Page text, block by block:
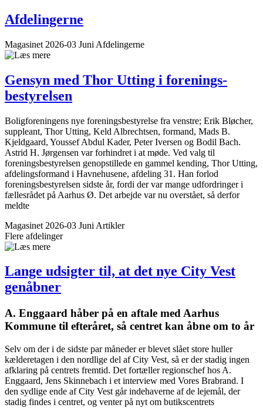
Afdelingerne
Magasinet 2026-03 Juni Afdelingerne
Gensyn med Thor Utting i forenings­
bestyrelsen
Boligforeningens nye foreningsbestyrelse fra venstre; Erik Bløcher,
suppleant, Thor Utting, Keld Albrechtsen, formand, Mads B.
Kjeldgaard, Youssef Abdul Kader, Peter Iversen og Bodil Bach.
Astrid H. Jørgensen var forhindret i at møde. Ved valg til
foreningsbestyrelsen genopstillede en gammel kending, Thor Utting,
afdelingsformand i Havnehusene, afdeling 31. Han forlod
foreningsbestyrelsen sidste år, fordi der var mange udfordringer i
fællesrådet på Aarhus Ø. Det arbejde var nu overstået, så derfor
meldte
Magasinet 2026-03 Juni Artikler
Flere afdelinger
Lange udsigter til, at det nye City Vest
genåbner
A. Enggaard håber på en aftale med Aarhus
Kommune til efteråret, så centret kan åbne om to år
Selv om der i de sidste par måneder er blevet slået store huller
kælderetagen i den nordlige del af City Vest, så er der stadig ingen
afklaring på centrets fremtid. Det fortæller regionschef hos A.
Enggaard, Jens Skinnebach i et interview med Vores Brabrand. I
den sydlige ende af City Vest går indehaverne af de lejemål, der
stadig findes i centret, og venter på nyt om butikscentrets